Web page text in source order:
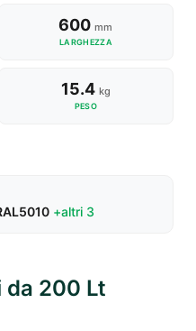
600mm
LARGHEZZA
15.4 kg
PESO
+altri 3
200 Lt